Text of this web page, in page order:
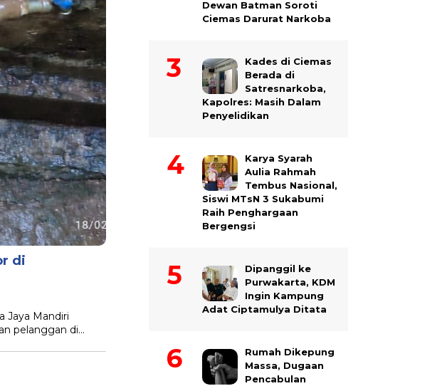
di
Jaya Mandiri
pelanggan di…
Dewan Batman Soroti
Ciemas Darurat Narkoba
Kades di Ciemas
Berada di
Satresnarkoba,
Kapolres: Masih Dalam
Penyelidikan
Karya Syarah
Aulia Rahmah
Tembus Nasional,
Siswi MTsN 3 Sukabumi
Raih Penghargaan
Bergengsi
Dipanggil ke
Purwakarta, KDM
Ingin Kampung
Adat Ciptamulya Ditata
Rumah Dikepung
Massa, Dugaan
Pencabulan